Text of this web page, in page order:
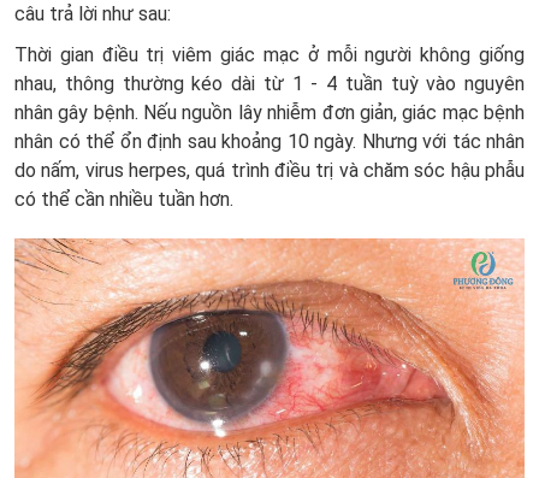
câu trả lời như sau:
Thời gian điều trị viêm giác mạc ở mỗi người không giống
nhau, thông thường kéo dài từ 1 - 4 tuần tuỳ vào nguyên
nhân gây bệnh. Nếu nguồn lây nhiễm đơn giản, giác mạc bệnh
nhân có thể ổn định sau khoảng 10 ngày. Nhưng với tác nhân
do nấm, virus herpes, quá trình điều trị và chăm sóc hậu phẫu
có thể cần nhiều tuần hơn.